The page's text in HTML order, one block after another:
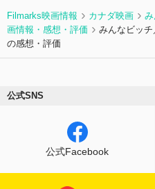
Filmarks映画情報 カナダ映画
画情報・感想・評価
みんなビッ
の感想・評価
公式SNS
公式Facebook